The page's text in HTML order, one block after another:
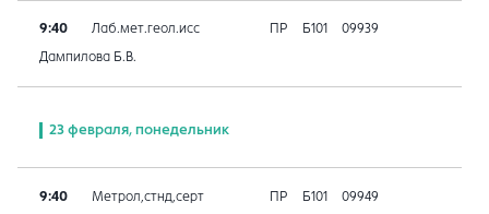
9:40 Лаб.мет.геол.исс ПР Б101 09939
Дампилова Б.В.
23 февраля, понедельник
9:40 Метрол,стнд,серт ПР Б101 09949